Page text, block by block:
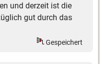
und derzeit ist die
gut durch das
Gespeichert